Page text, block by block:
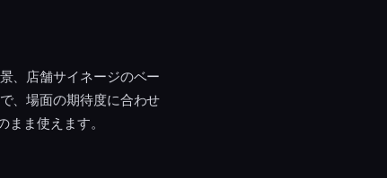
、店舗サイネージのベー
、場面の期待度に合わせ
ま使えます。